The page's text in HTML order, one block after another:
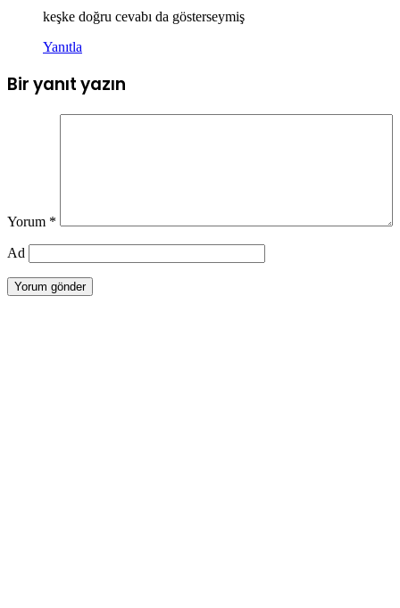
keşke doğru cevabı da gösterseymiş
Yanıtla
Bir yanıt yazın
Yorum *
Ad